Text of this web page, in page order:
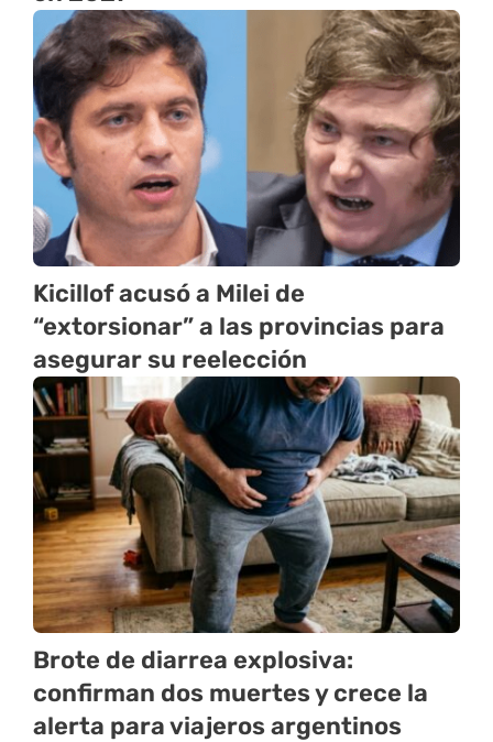
Kicillof acusó a Milei de
“extorsionar” a las provincias para
asegurar su reelección
Brote de diarrea explosiva:
confirman dos muertes y crece la
alerta para viajeros argentinos